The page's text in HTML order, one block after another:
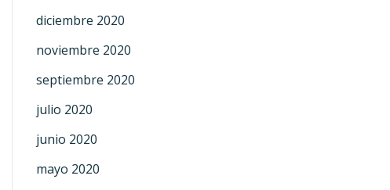
diciembre 2020
noviembre 2020
septiembre 2020
julio 2020
junio 2020
mayo 2020